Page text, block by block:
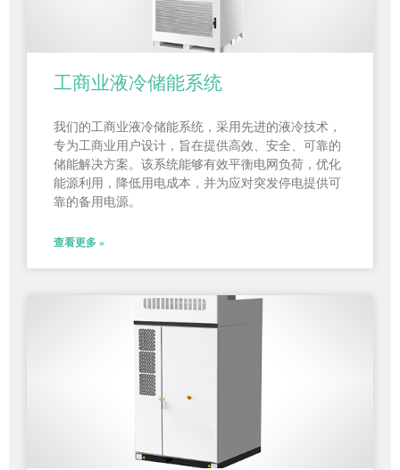
工商业液冷储能系统
我们的工商业液冷储能系统，采用先进的液冷技术，
专为工商业用户设计，旨在提供高效、安全、可靠的
储能解决方案。该系统能够有效平衡电网负荷，优化
能源利用，降低用电成本，并为应对突发停电提供可
靠的备用电源。
查看更多 »